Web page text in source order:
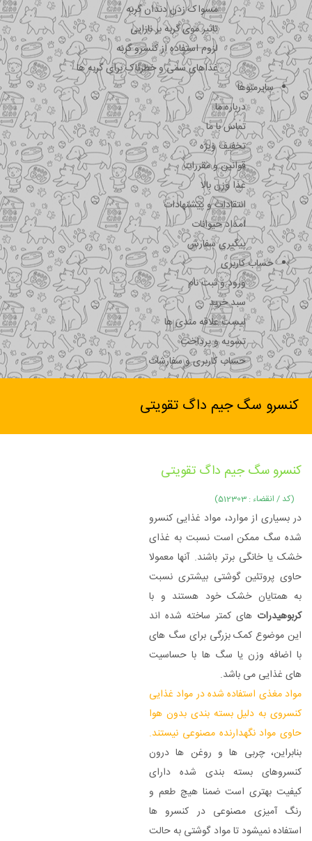
مسواک زدن دندان گربه
تاثیر موی گربه بر نازایی
لزوم استفاده از کنسرو گربه
غذاهای سمی و خطرناک برای گربه ها
سایرمنوها
درباره ما
تماس با ما
تخفیف ویژه
قوانین و مقررات
غذا وزن بالا
انتقادات و پیشنهادات
امداد حیوانات
پیگیری سفارش
حساب کاربری
ورود و ثبت نام
سبد خرید
لیست علاقه مندی ها
تسویه و پرداخت
حساب کاربری و سفارشات
کنسرو سگ جیم داگ تقویتی
کنسرو سگ جیم داگ تقویتی
(کد / انقضاء : 512303)
در بسیاری از موارد، مواد غذایی کنسرو
شده سگ ممکن است نسبت به غذای
خشک یا خانگی برتر باشند. آنها معمولا
حاوی پروتئین گوشتی بیشتری نسبت
به همتایان خشک خود هستند و با
کربوهیدرات های کمتر ساخته شده اند
این موضوع کمک بزرگی برای سگ های
با اضافه وزن یا سگ ها با حساسیت
های غذایی می باشد.
مواد مغذی استفاده شده در مواد غذایی
کنسروی به دلیل بسته بندی بدون هوا
حاوی مواد نگهدارنده مصنوعی نیستند.
بنابراین، چربی ها و روغن ها درون
کنسروهای بسته بندی شده دارای
کیفیت بهتری است ضمنا هیچ طعم و
رنگ آمیزی مصنوعی در کنسرو ها
استفاده نمیشود تا مواد گوشتی به حالت